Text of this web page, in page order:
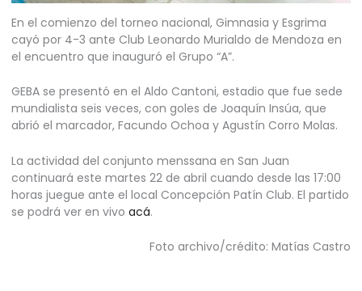
En el comienzo del torneo nacional, Gimnasia y Esgrima
cayó por 4-3 ante Club Leonardo Murialdo de Mendoza en
el encuentro que inauguró el Grupo “A”.
GEBA se presentó en el Aldo Cantoni, estadio que fue sede
mundialista seis veces, con goles de Joaquín Insúa, que
abrió el marcador, Facundo Ochoa y Agustín Corro Molas.
La actividad del conjunto menssana en San Juan
continuará este martes 22 de abril cuando desde las 17:00
horas juegue ante el local Concepción Patín Club. El partido
se podrá ver en vivo acá.
Foto archivo/crédito: Matías Castro